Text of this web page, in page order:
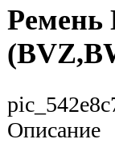
Ремень
Описание